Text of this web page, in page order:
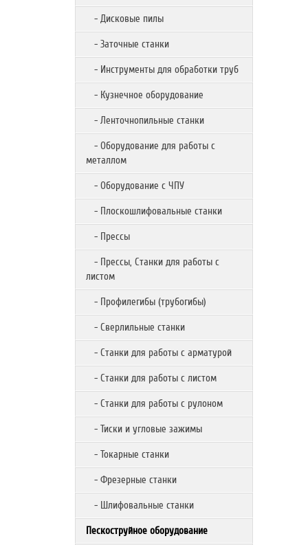
- Дисковые пилы
- Заточные станки
- Инструменты для обработки труб
- Кузнечное оборудование
- Ленточнопильные станки
- Оборудование для работы с
металлом
- Оборудование с ЧПУ
- Плоскошлифовальные станки
- Прессы
- Прессы, Станки для работы с
листом
- Профилегибы (трубогибы)
- Сверлильные станки
- Станки для работы с арматурой
- Станки для работы с листом
- Станки для работы с рулоном
- Тиски и угловые зажимы
- Токарные станки
- Фрезерные станки
- Шлифовальные станки
Пескоструйное оборудование